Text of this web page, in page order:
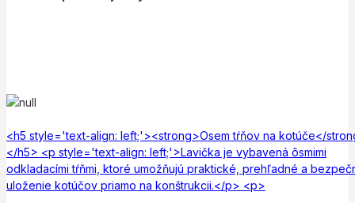
<h5 style='text-align: left;'><strong>Osem tŕňov na kotúče</
</h5> <p style='text-align: left;'>Lavička je vybavená ôsmimi
odkladacími tŕňmi, ktoré umožňujú praktické, prehľadné a
uloženie kotúčov priamo na konštrukcii.</p> <p>